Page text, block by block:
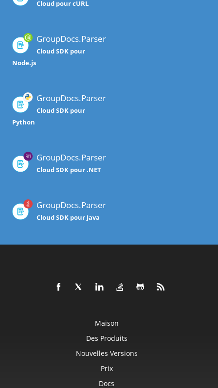
Cloud pour cURL
GroupDocs.Parser
Cloud SDK pour
Node.js
GroupDocs.Parser
Cloud SDK pour
Python
GroupDocs.Parser
Cloud SDK pour .NET
GroupDocs.Parser
Cloud SDK pour Java
Maison
Des Produits
Nouvelles Versions
Prix
Docs